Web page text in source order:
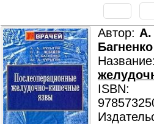
Автор: А.
Багненко
ISBN: